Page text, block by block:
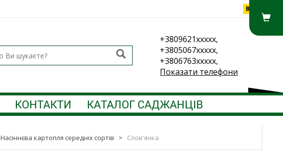
Вхід
+3809621xxxxx,
+3805067xxxxx,
+3806763xxxxx,
Показати телефони
КОНТАКТИ КАТАЛОГ САДЖАНЦІВ
Насіннєва картопля середніх сортів > Слов'янка